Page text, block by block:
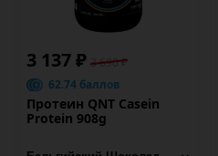
3 137 ₽ 3 690 ₽
62.74 баллов
Протеин QNT Casein
Protein 908g